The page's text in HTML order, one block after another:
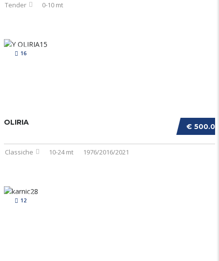
Tender 0-10 mt
16
€
OLIRIA
Classiche 10-24 mt 1976/2016/2021
12